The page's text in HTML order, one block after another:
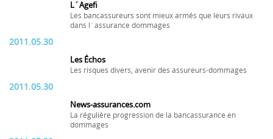
L´Agefi
Les bancassureurs sont mieux armés que leurs rivaux
dans l´assurance dommages
2011.05.30
Les Échos
Les risques divers, avenir des assureurs-dommages
2011.05.30
News-assurances.com
La régulière progression de la bancassurance en
dommages